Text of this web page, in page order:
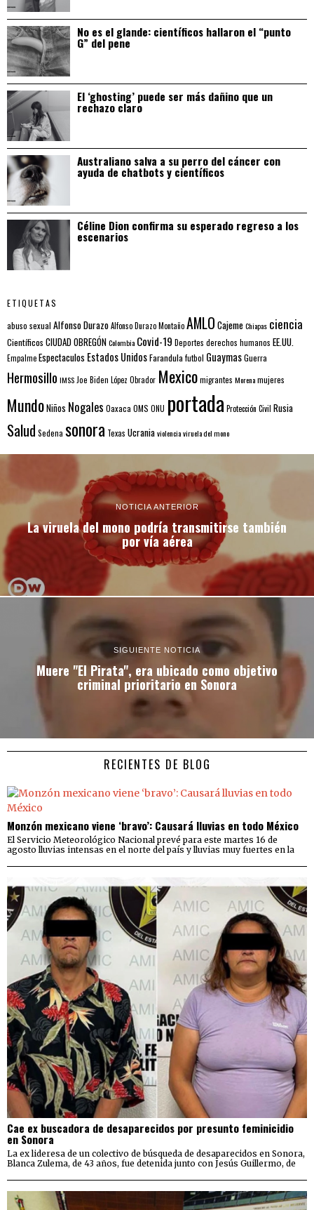
No es el glande: científicos hallaron el “punto
G” del pene
El ‘ghosting’ puede ser más dañino que un
rechazo claro
Australiano salva a su perro del cáncer con
ayuda de chatbots y científicos
Céline Dion confirma su esperado regreso a los
escenarios
ETIQUETAS
abuso sexual Alfonso DurazoAlfonso Durazo MontañoAMLO CajemeChiapas ciencia
Científicos CIUDAD OBREGÓNColombia Covid-19 Deportes derechos humanos EE.UU.
EmpalmeEspectaculos Estados UnidosFarandulafutbol GuaymasGuerra
Hermosillo IMSS Joe Biden López Obrador Mexicomigrantes Morenamujeres
MundoNiños Nogales Oaxaca OMS ONU portada Protección Civil Rusia
Salud Sedena sonora Texas Ucraniaviolenciaviruela del mono
NOTICIA ANTERIOR
La viruela del mono podría transmitirse también
por vía aérea
SIGUIENTE NOTICIA
Muere "El Pirata", era ubicado como objetivo
criminal prioritario en Sonora
RECIENTES DE BLOG
Monzón mexicano viene ‘bravo’: Causará lluvias en todo México
El Servicio Meteorológico Nacional prevé para este martes 16 de
agosto lluvias intensas en el norte del país y lluvias muy fuertes en la
Cae ex buscadora de desaparecidos por presunto feminicidio
en Sonora
La ex lideresa de un colectivo de búsqueda de desaparecidos en Sonora,
Blanca Zulema, de 43 años, fue detenida junto con Jesús Guillermo, de